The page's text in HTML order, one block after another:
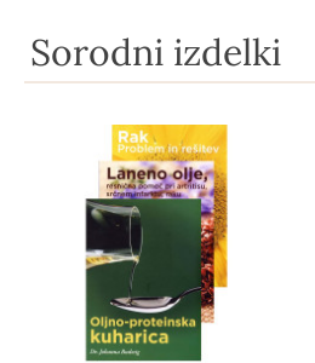
Sorodni izdelki